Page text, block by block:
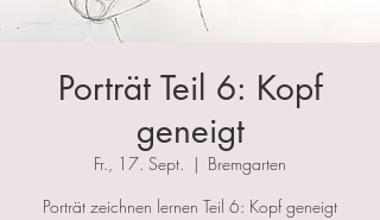
Porträt Teil 6: Kopf
geneigt
Fr., 17. Sept.
  |
Bremgarten
Porträt zeichnen lernen Teil 6: Kopf geneigt